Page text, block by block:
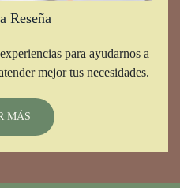
Reseña
para ayudarnos a
mejor tus necesidades.
MÁS